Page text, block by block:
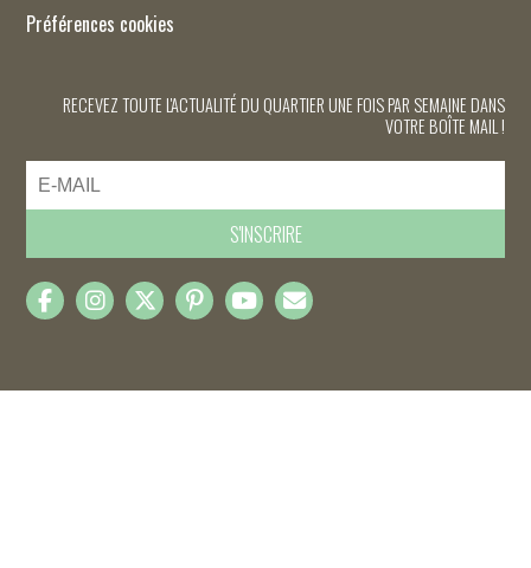
Préférences cookies
RECEVEZ TOUTE L'ACTUALITÉ DU QUARTIER UNE FOIS PAR SEMAINE DANS
VOTRE BOÎTE MAIL !